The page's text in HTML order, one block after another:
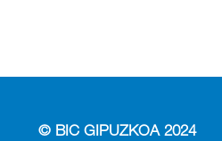
© BIC GIPUZKOA 2024